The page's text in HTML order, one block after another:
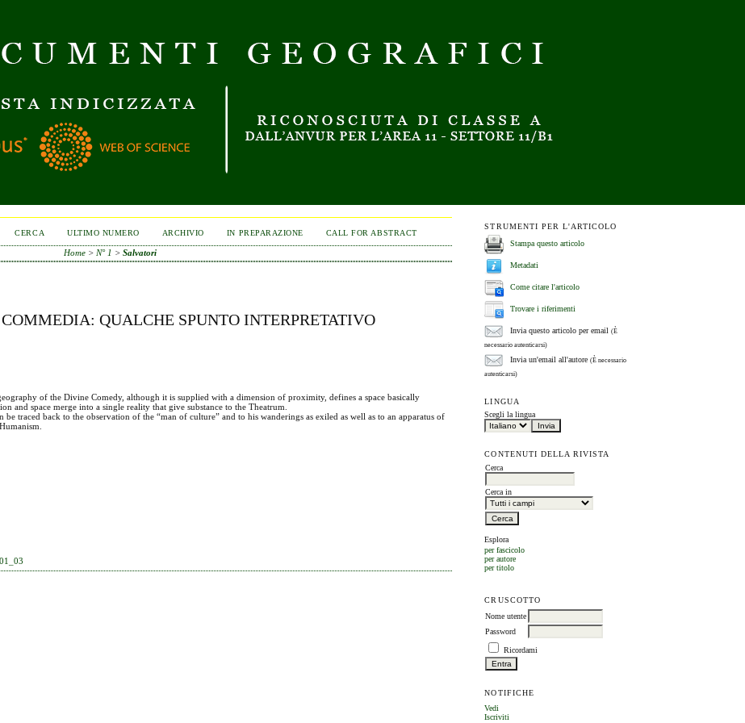
STRUMENTI PER L'ARTICOLO
Stampa questo articolo
Metadati
Come citare l'articolo
Trovare i riferimenti
Invia questo articolo per email(È
necessario autenticarsi)
Invia un'email all'autore(È necessario
autenticarsi)
LINGUA
Scegli la lingua
CONTENUTI DELLA RIVISTA
Cerca
Cerca in
Esplora
per fascicolo
per autore
per titolo
CRUSCOTTO
Nome utente
Password
Ricordami
NOTIFICHE
Vedi
Iscriviti
CERCA ULTIMO NUMERO ARCHIVIO IN PREPARAZIONE CALL FOR ABSTRACT
Home > N° 1 >Salvatori
QUALCHE SPUNTO INTERPRETATIVO
of the Divine Comedy, although it is supplied with a dimension of proximity, defines a space basically
and space merge into a single reality that give substance to the Theatrum.
be traced back to the observation of the “man of culture” and to his wanderings as exiled as well as to an apparatus of